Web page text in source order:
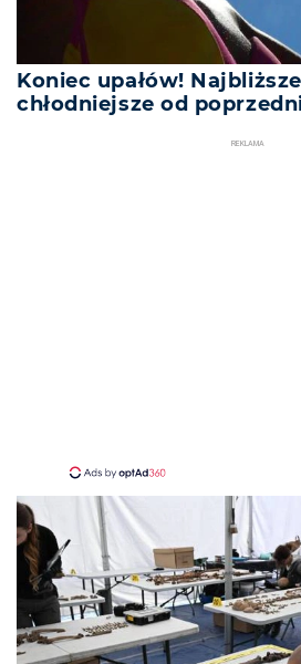
Koniec upałów!
chłodniejsze od
REKLAMA